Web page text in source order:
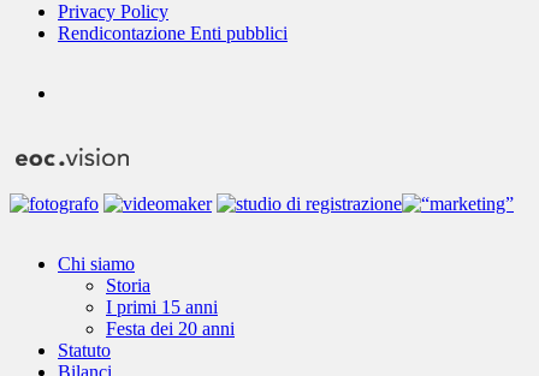
Privacy Policy
Rendicontazione Enti pubblici
Close
Chi siamo
Storia
I primi 15 anni
Festa dei 20 anni
Statuto
Bilanci